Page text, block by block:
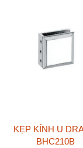
KẸP KÍNH U
BHC210B